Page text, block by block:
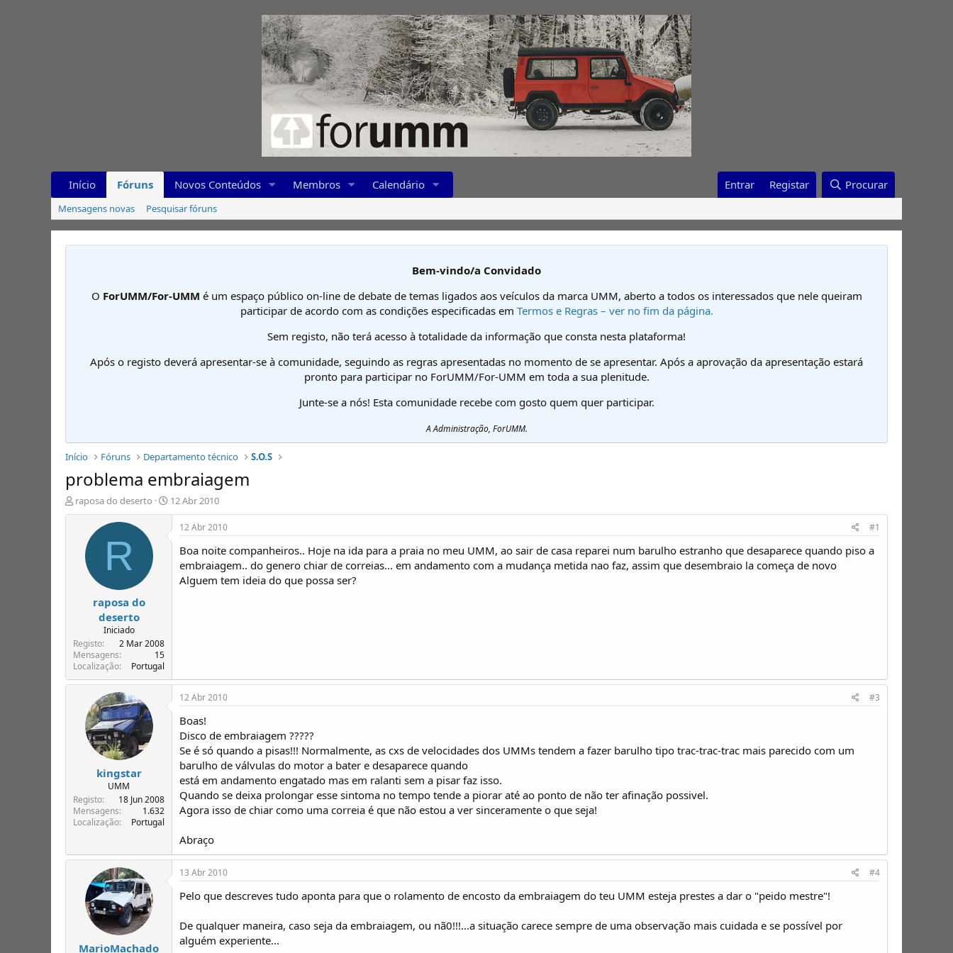
Início Fóruns Novos Conteúdos Membros Calendário Entrar Registar Procurar
Mensagens novas Pesquisar fóruns
Bem-vindo/a Convidado
O ForUMM/For-UMM é um espaço público on-line de debate de temas ligados aos veículos da marca UMM, aberto a todos os interessados que nele queiram
participar de acordo com as condições especificadas em Termos e Regras – ver no fim da página.
Sem registo, não terá acesso à totalidade da informação que consta nesta plataforma!
Após o registo deverá apresentar-se à comunidade, seguindo as regras apresentadas no momento de se apresentar. Após a aprovação da apresentação estará
pronto para participar no ForUMM/For-UMM em toda a sua plenitude.
Junte-se a nós! Esta comunidade recebe com gosto quem quer participar.
A Administração, ForUMM.
Início Fóruns Departamento técnico S.O.S
problema embraiagem
I
n
T
ó
p
i
raposa do deserto
D
a
12 Abr 2010
R
raposa do
deserto
Iniciado
Registo
2 Mar 2008
Mensagens
15
Localização
Portugal
12 Abr 2010 #1
Boa noite companheiros.. Hoje na ida para a praia no meu UMM, ao sair de casa reparei num barulho estranho que desaparece quando piso a
embraiagem.. do genero chiar de correias... em andamento com a mudança metida nao faz, assim que desembraio la começa de novo
Alguem tem ideia do que possa ser?
kingstar
UMM
Registo
18 Jun 2008
Mensagens
1.632
Localização
Portugal
12 Abr 2010 #3
Boas!
Disco de embraiagem ?????
Se é só quando a pisas!!! Normalmente, as cxs de velocidades dos UMMs tendem a fazer barulho tipo trac-trac-trac mais parecido com um
barulho de válvulas do motor a bater e desaparece quando
está em andamento engatado mas em ralanti sem a pisar faz isso.
Quando se deixa prolongar esse sintoma no tempo tende a piorar até ao ponto de não ter afinação possivel.
Agora isso de chiar como uma correia é que não estou a ver sinceramente o que seja!
Abraço
MarioMachado
13 Abr 2010 #4
Pelo que descreves tudo aponta para que o rolamento de encosto da embraiagem do teu UMM esteja prestes a dar o "peido mestre"!
De qualquer maneira, caso seja da embraiagem, ou nã0!!!...a situação carece sempre de uma observação mais cuidada e se possível por
alguém experiente...